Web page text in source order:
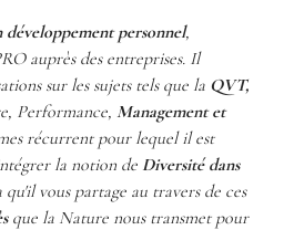
développement personnel,
auprès des entreprises. Il
sur les sujets tels que la QVT,
Performance, Management et
récurrent pour lequel il est
la notion de Diversité dans
vous partage au travers de ces
que la Nature nous transmet pour